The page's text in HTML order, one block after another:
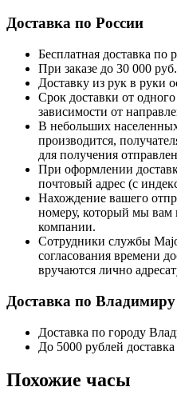
Доставка по России
Бесплатная доставка по
При заказе до 30 000
Доставку из рук в руки
Срок доставки от
зависимости от
В небольших
производится,
для получения
При оформлении
почтовый адрес (с
Нахождение вашего
номеру, который мы вам
компании.
Сотрудники службы
согласования времени
вручаются лично
Доставка по Владимиру
Доставка по городу
До 5000 рублей
Похожие часы